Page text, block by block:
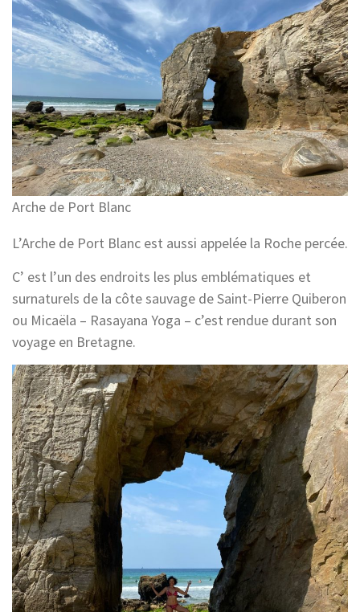
Arche de Port Blanc
L’Arche de Port Blanc est aussi appelée la Roche percée.
C’ est l’un des endroits les plus emblématiques et
surnaturels de la côte sauvage de Saint-Pierre Quiberon
ou Micaëla – Rasayana Yoga – c’est rendue durant son
voyage en Bretagne.